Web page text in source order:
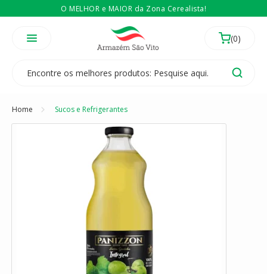
O MELHOR e MAIOR da Zona Cerealista!
Temos 3 lojas físicas na Zona Cerealista de São Paulo!
É revendedor? EntãoCompre no atacado
Home Sucos e Refrigerantes